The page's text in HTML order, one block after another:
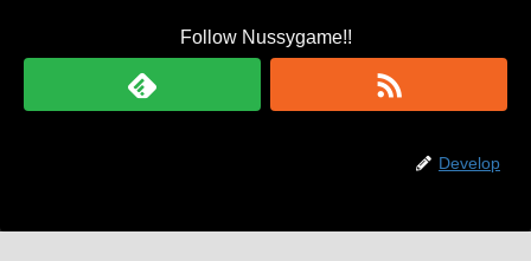
Follow Nussygame!!
Develop